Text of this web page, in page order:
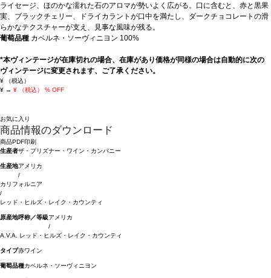
ライセージ、ほのかな濡れた石のアロマが勢いよく広がる。口に含むと、赤と黒果
実、ブラックチェリー、ドライカラントが口中を満たし、ダークチョコレートの滑
らかなテクスチャーが支え、見事な風味が残る。
葡萄品種 カベルネ・ソーヴィニヨン 100%
*本ヴィンテージが在庫切れの場合、在庫があり価格が同様の場合は自動的に次の
ヴィンテージに変更されます、ご了承ください。
¥
（税込）
¥ → ¥ （税込） % OFF
お気に入り
商品情報のダウンロード
商品PDF印刷
生産者ザ・プリズナー・ワイン・カンパニー
生産地アメリカ
/
カリフォルニア
/
レッド・ヒルズ・レイク・カウンティ
原産地呼称／等級アメリカ
/
A.V.A. レッド・ヒルズ・レイク・カウンティ
タイプ赤ワイン
葡萄品種カベルネ・ソーヴィニヨン